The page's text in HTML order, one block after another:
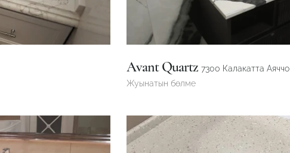
Avant Quartz7300 Калакатта Аяччо
Жуынатын бөлме